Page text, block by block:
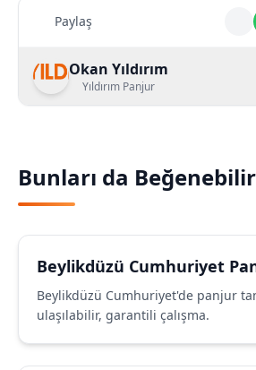
Paylaş
Okan Yıldırım
Yıldırım Panjur
Bunları da
Beylikdüzü Cumhuriyet
Beylikdüzü Cumhuriyet'de panjur
ulaşılabilir, garantili çalışma.